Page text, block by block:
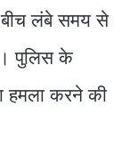
बीच लंबे समय से
पुलिस के
हमला करने की